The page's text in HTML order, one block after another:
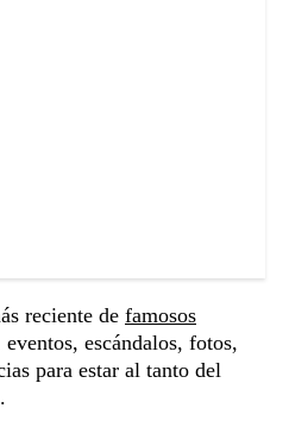
reciente de famosos
eventos, escándalos, fotos,
para estar al tanto del